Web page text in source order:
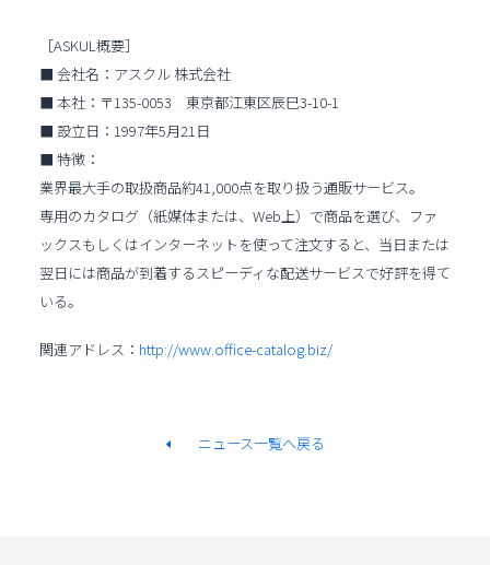
［ASKUL概要］
■ 会社名：アスクル 株式会社
■ 本社：〒135-0053 東京都江東区辰巳3-10-1
■ 設立日：1997年5月21日
■ 特徴：
業界最大手の取扱商品約41,000点を取り扱う通販サービス。
専用のカタログ（紙媒体または、Web上）で商品を選び、ファ
ックスもしくはインターネットを使って注文すると、当日または
翌日には商品が到着するスピーディな配送サービスで好評を得て
いる。
関連アドレス： http://www.office-catalog.biz/
ニュース一覧へ戻る